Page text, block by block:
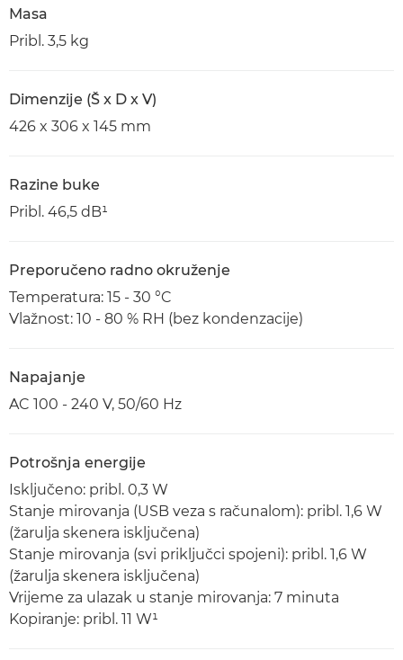
Masa
Pribl. 3,5 kg
Dimenzije (Š x D x V)
426 x 306 x 145 mm
Razine buke
Pribl. 46,5 dB¹
Preporučeno radno okruženje
Temperatura: 15 - 30 °C
Vlažnost: 10 - 80 % RH (bez kondenzacije)
Napajanje
AC 100 - 240 V, 50/60 Hz
Potrošnja energije
Isključeno: pribl. 0,3 W
Stanje mirovanja (USB veza s računalom): pribl. 1,6 W
(žarulja skenera isključena)
Stanje mirovanja (svi priključci spojeni): pribl. 1,6 W
(žarulja skenera isključena)
Vrijeme za ulazak u stanje mirovanja: 7 minuta
Kopiranje: pribl. 11 W¹